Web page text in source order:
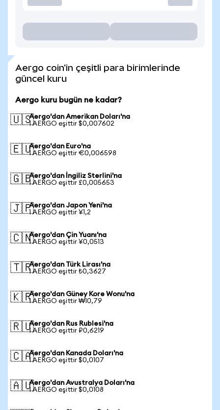
Aergo coin'in çeşitli para birimlerinde
güncel kuru
Aergo kuru bugün ne kadar?
🇺🇸Aergo'dan Amerikan Doları'na
1 AERGO eşittir $0,007602
🇪🇺Aergo'dan Euro'na
1 AERGO eşittir €0,006598
🇬🇧Aergo'dan İngiliz Sterlini'na
1 AERGO eşittir £0,005653
🇯🇵Aergo'dan Japon Yeni'na
1 AERGO eşittir ¥1,2
🇨🇳Aergo'dan Çin Yuanı'na
1 AERGO eşittir ¥0,0513
🇹🇷Aergo'dan Türk Lirası'na
1 AERGO eşittir ₺0,3627
🇰🇷Aergo'dan Güney Kore Wonu'na
1 AERGO eşittir ₩10,79
🇷🇺Aergo'dan Rus Rublesi'na
1 AERGO eşittir ₽0,6219
🇨🇦Aergo'dan Kanada Doları'na
1 AERGO eşittir $0,0107
🇦🇺Aergo'dan Avustralya Doları'na
1 AERGO eşittir $0,0108